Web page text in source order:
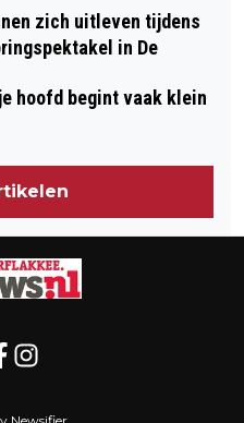
HOEK
OVERFLAKKEE
zich uitleven tijdens
in De
hoofd begint vaak klein